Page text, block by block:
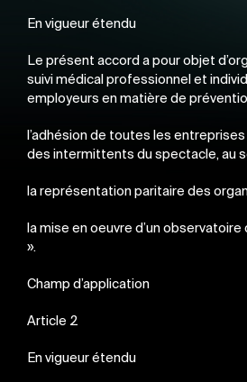
En vigueur étendu
Le présent accord a pour objet
suivi médical professionnel et
employeurs en matière de
l’adhésion de toutes les
des intermittents du spectacle, au
la représentation paritaire des
la mise en oeuvre d’un
».
Champ d’application
Article 2
En vigueur étendu